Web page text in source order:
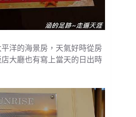
洋的海景房，天氣好時從房
大廳也有寫上當天的日出時